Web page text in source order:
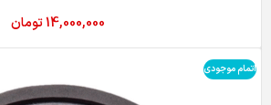
14,000,000تومان
اتمام موجودی